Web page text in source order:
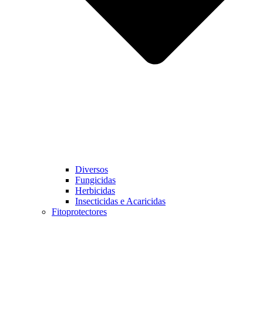
Diversos
Fungicidas
Herbicidas
Insecticidas e Acaricidas
Fitoprotectores